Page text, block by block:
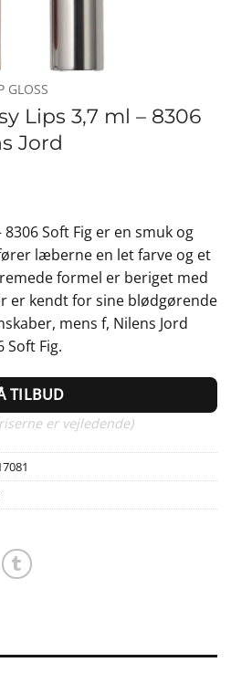
GLOSS
Lips 3,7 ml – 8306
Jord
8306 Soft Fig er en smuk og
læberne en let farve og et
formel er beriget med
er kendt for sine blødgørende
mens f, Nilens Jord
Soft Fig.
TILBUD
er vejledende)